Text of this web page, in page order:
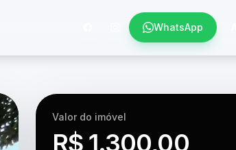
WhatsApp
Valor do imóvel
R$ 1.300,00